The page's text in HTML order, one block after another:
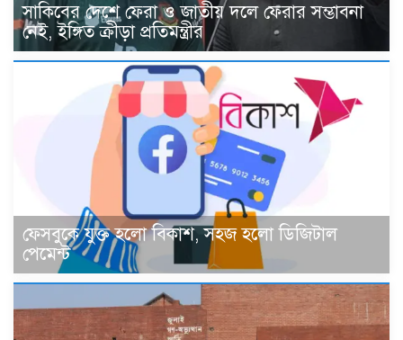
সাকিবের দেশে ফেরা ও জাতীয় দলে ফেরার সম্ভাবনা
নেই, ইঙ্গিত ক্রীড়া প্রতিমন্ত্রীর
ফেসবুকে যুক্ত হলো বিকাশ, সহজ হলো ডিজিটাল
পেমেন্ট